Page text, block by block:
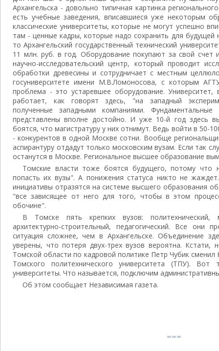
Архангельска - довольно типичная картинка
есть учебные заведения, вписавшиеся уже некоторым
классические университеты, которые не могут успешно
там - ценные кадры, которые надо сохранить для будущей
то Архангельский государственный технический
11 млн. руб. в год. Оборудование покупают за свой
научно-исследовательский центр, который проводит
обработки древесины и сотрудничает с местным
госуниверситете имени М.В.Ломоносова, с которым
проблема - это устаревшее оборудование.
работает, как говорят здесь, "на западный
полученные западными компаниями.
представлены вполне достойно. И уже 10-й год здесь
боятся, что магистратуру у них отнимут. Ведь войти в 50-
- конкурентов в одной Москве сотни. Вообще
аспирантуру отдадут только московским вузам. Если так
останутся в Москве. Региональное высшее образование
Томские власти тоже боятся будущего, потому что
попасть их вузы". А понижения статуса никто не
инициативы отразятся на системе высшего образования
"все зависящее от него для того, чтобы в этом
обочине".
В Томске пять крепких вузов: политехнический,
архитектурно-строительный, педагогический. Все
ситуация сложнее, чем в Архангельске. Объединение
уверены, что потеря двух-трех вузов вероятна. Кстати,
Томской области по кадровой политике Петр Чубик
Томского политехнического университета (ТПУ).
университеты. Что называется, подключим
Об этом сообщает Независимая газета.